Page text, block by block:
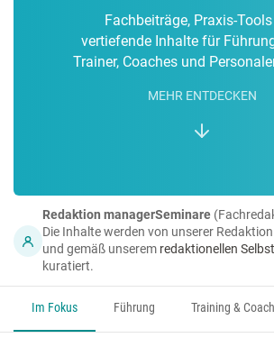
Fachbeiträge, Praxis-
vertiefende Inhalte für
Trainer, Coaches und
MEHR ENTDECKEN
Redaktion managerSeminare
Die Inhalte werden von unserer
und gemäß unserem redaktionellen
kuratiert.
Im Fokus Führung Training &